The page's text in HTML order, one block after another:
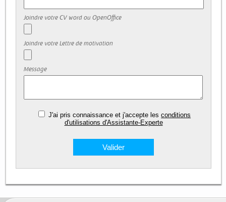
Joindre votre CV word ou OpenOffice
Joindre votre Lettre de motivation
Message
J'ai pris connaissance et j'accepte lesconditions
d'utilisations d'Assistante-Experte